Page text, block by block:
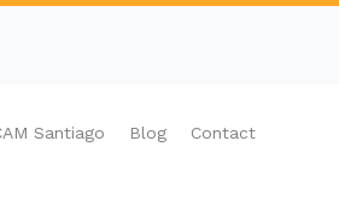
Santiago Blog Contact